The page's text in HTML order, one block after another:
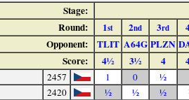
Stage:
Round:
1st 2nd 3rd
Opponent:
TLIT A64G PLZN
Score:
4½ 3½ 4
2457 1 0
½
2420 ½ ½ ½